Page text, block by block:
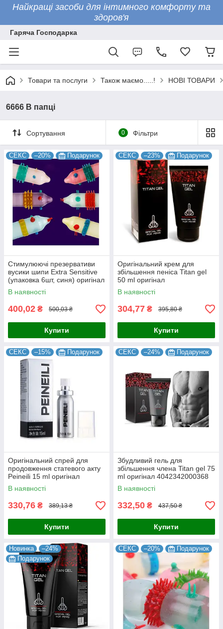
Найкращі засоби для інтимного комфорту та
здоров'я
Гаряча Господарка
Товари та послуги Також маємо.....! НОВІ ТОВАРИ
6666 В папці
Сортування 0 Фільтри
СЕКС –20% Подарунок
Стимулюючі презервативи
вусики шипи Extra Sensitive
(упаковка 6шт, синя) оригінал
6934439715867с
В наявності
400,02 ₴ 500,03 ₴
Купити
СЕКС –23% Подарунок
Оригінальний крем для
збільшення пеніса Titan gel
50 ml оригінал
4630017970018
В наявності
304,77 ₴ 395,80 ₴
Купити
СЕКС –15% Подарунок
Оригінальний спрей для
продовження статевого акту
Peineili 15 ml оригінал
6971298380218
В наявності
330,76 ₴ 389,13 ₴
Купити
СЕКС –24% Подарунок
Збудливий гель для
збільшення члена Titan gel 75
ml оригінал 4042342000368
В наявності
332,50 ₴ 437,50 ₴
Купити
Новинка
–24%
Подарунок
СЕКС –20% Подарунок